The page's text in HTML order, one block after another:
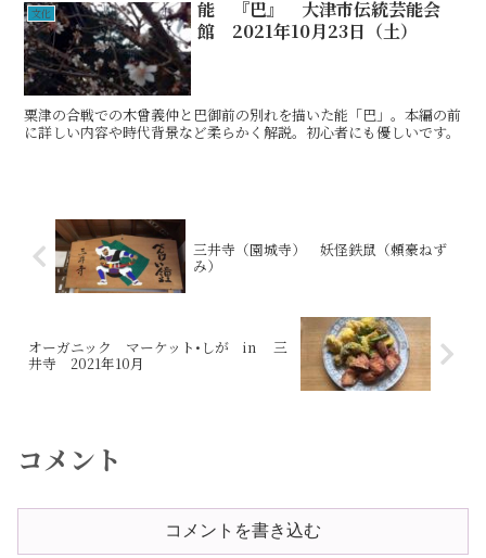
文化
能 『巴』 大津市伝統芸能会
館 2021年10月23日（土）
粟津の合戦での木曾義仲と巴御前の別れを描いた能「巴」。本編の前
に詳しい内容や時代背景など柔らかく解説。初心者にも優しいです。
三井寺（園城寺） 妖怪鉄鼠（頼豪ねず
み）
オーガニック マーケット•しが in 三
井寺 2021年10月
コメント
コメントを書き込む